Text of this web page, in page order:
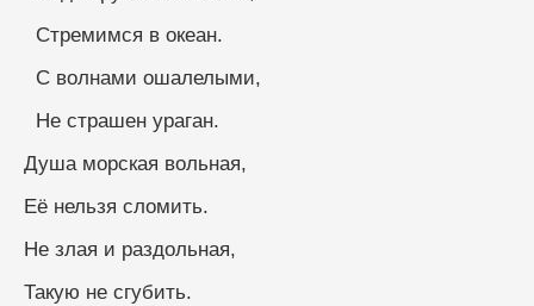
  Стремимся в океан.
  С волнами ошалелыми,
  Не страшен ураган.
Душа морская вольная,
Её нельзя сломить.
Не злая и раздольная,
Такую не сгубить.